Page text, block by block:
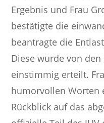
Ergebnis und Frau
bestätigte die
beantragte die
Diese wurde von
einstimmig erteilt.
humorvollen Worten
Rückblick auf das